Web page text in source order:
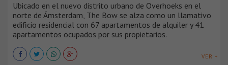
Ubicado en el nuevo distrito urbano de Overhoeks en el
norte de Ámsterdam, The Bow se alza como un llamativo
edificio residencial con 67 apartamentos de alquiler y 41
apartamentos ocupados por sus propietarios.
VER +